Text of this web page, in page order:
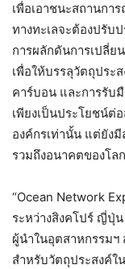
เพื่อเอาชนะสถานก
ทางทะเลจะต้องปรับ
การผลักดันการเปลี่ย
เพื่อให้บรรลุวัตถุประ
คาร์บอน และการรับ
เพียงเป็นประโยชน์ต่
องค์กรเท่านั้น แต่ยัง
รวมถึงอนาคตของโล
“Ocean Network
ระหว่างสิงคโปร์ ญี่ปุ่
ผู้นำในอุตสาหกรรมฯ
สำหรับวัตถุประสงค์ใ